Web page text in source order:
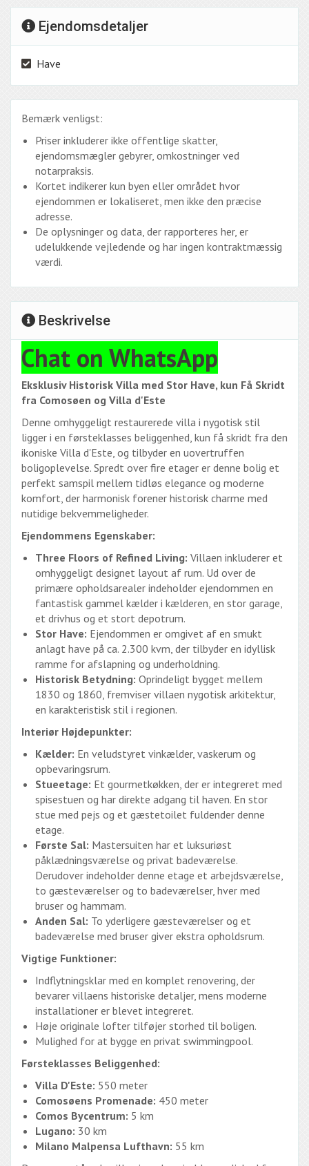
Ejendomsdetaljer
Have
Bemærk venligst:
Priser inkluderer ikke offentlige skatter,
ejendomsmægler gebyrer, omkostninger ved
notarpraksis.
Kortet indikerer kun byen eller området hvor
ejendommen er lokaliseret, men ikke den præcise
adresse.
De oplysninger og data, der rapporteres her, er
udelukkende vejledende og har ingen kontraktmæssig
værdi.
Beskrivelse
Chat on WhatsApp
Eksklusiv Historisk Villa med Stor Have, kun Få Skridt
fra Comosøen og Villa d'Este
Denne omhyggeligt restaurerede villa i nygotisk stil
ligger i en førsteklasses beliggenhed, kun få skridt fra den
ikoniske Villa d'Este, og tilbyder en uovertruffen
boligoplevelse. Spredt over fire etager er denne bolig et
perfekt samspil mellem tidløs elegance og moderne
komfort, der harmonisk forener historisk charme med
nutidige bekvemmeligheder.
Ejendommens Egenskaber:
Three Floors of Refined Living: Villaen inkluderer et
omhyggeligt designet layout af rum. Ud over de
primære opholdsarealer indeholder ejendommen en
fantastisk gammel kælder i kælderen, en stor garage,
et drivhus og et stort depotrum.
Stor Have: Ejendommen er omgivet af en smukt
anlagt have på ca. 2.300 kvm, der tilbyder en idyllisk
ramme for afslapning og underholdning.
Historisk Betydning: Oprindeligt bygget mellem
1830 og 1860, fremviser villaen nygotisk arkitektur,
en karakteristisk stil i regionen.
Interiør Højdepunkter:
Kælder: En veludstyret vinkælder, vaskerum og
opbevaringsrum.
Stueetage: Et gourmetkøkken, der er integreret med
spisestuen og har direkte adgang til haven. En stor
stue med pejs og et gæstetoilet fuldender denne
etage.
Første Sal: Mastersuiten har et luksuriøst
påklædningsværelse og privat badeværelse.
Derudover indeholder denne etage et arbejdsværelse,
to gæsteværelser og to badeværelser, hver med
bruser og hammam.
Anden Sal: To yderligere gæsteværelser og et
badeværelse med bruser giver ekstra opholdsrum.
Vigtige Funktioner:
Indflytningsklar med en komplet renovering, der
bevarer villaens historiske detaljer, mens moderne
installationer er blevet integreret.
Høje originale lofter tilføjer storhed til boligen.
Mulighed for at bygge en privat swimmingpool.
Førsteklasses Beliggenhed:
Villa D'Este: 550 meter
Comosøens Promenade: 450 meter
Comos Bycentrum: 5 km
Lugano: 30 km
Milano Malpensa Lufthavn: 55 km